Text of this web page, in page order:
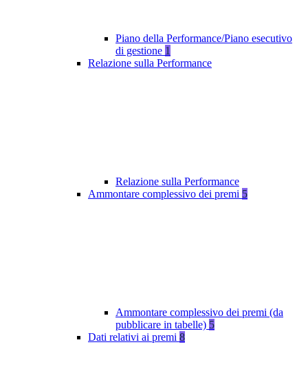
Piano della Performance/Piano esecutivo
di gestione 1
Relazione sulla Performance
Relazione sulla Performance
Ammontare complessivo dei premi 5
Ammontare complessivo dei premi (da
pubblicare in tabelle) 5
Dati relativi ai premi 8